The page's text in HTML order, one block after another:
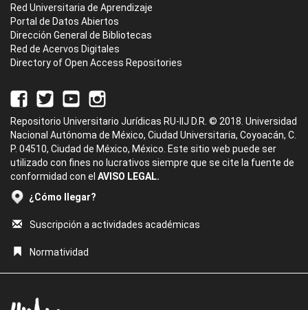
Red Universitaria de Aprendizaje
Portal de Datos Abiertos
Dirección General de Bibliotecas
Red de Acervos Digitales
Directory of Open Access Repositories
Repositorio Universitario Jurídicas RU-IIJ D.R. © 2018. Universidad
Nacional Autónoma de México, Ciudad Universitaria, Coyoacán, C.
P. 04510, Ciudad de México, México. Este sitio web puede ser
utilizado con fines no lucrativos siempre que se cite la fuente de
conformidad con el AVISO LEGAL.
¿Cómo llegar?
Suscripción a actividades académicas
Normatividad